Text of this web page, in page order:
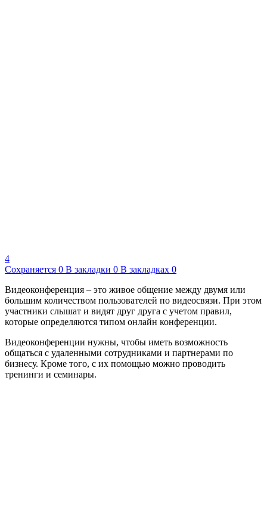
4
Сохраняется 0 В закладки 0 В закладках 0
Видеоконференция – это живое общение между двумя или
большим количеством пользователей по видеосвязи. При этом
участники слышат и видят друг друга с учетом правил,
которые определяются типом онлайн конференции.
Видеоконференции нужны, чтобы иметь возможность
общаться с удаленными сотрудниками и партнерами по
бизнесу. Кроме того, с их помощью можно проводить
тренинги и семинары.